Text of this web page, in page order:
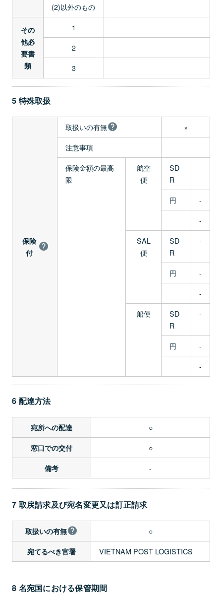
(2)以外のもの
その
他必
要書
類
1
2
3
5 特殊取扱
保険
付
取扱いの有無
×
注意事項
保険金額の最高
限
航空
便
SD
R
-
円
-
-
SAL
便
SD
R
-
円
-
-
船便
SD
R
-
円
-
-
6 配達方法
宛所への配達 ○
窓口での交付 ○
備考 -
7 取戻請求及び宛名変更又は訂正請求
取扱いの有無 ○
宛てるべき官署 VIETNAM POST LOGISTICS
8 名宛国における保管期間